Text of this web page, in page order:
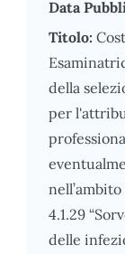
Data
Titolo:
della
per
4.1.29
delle